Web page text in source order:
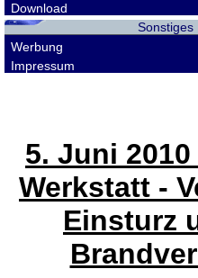
Download
Sonstiges
Werbung
Impressum
5. Juni 2010
Werkstatt -
Einsturz